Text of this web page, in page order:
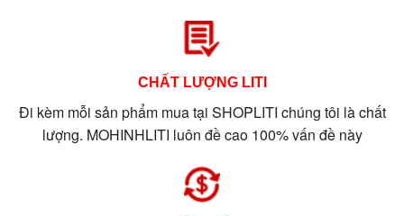
CHẤT LƯỢNG LITI
Đi kèm mỗi sản phẩm mua tại SHOPLITI chúng tôi là chất
lượng. MOHINHLITI luôn đề cao 100% vấn đề này